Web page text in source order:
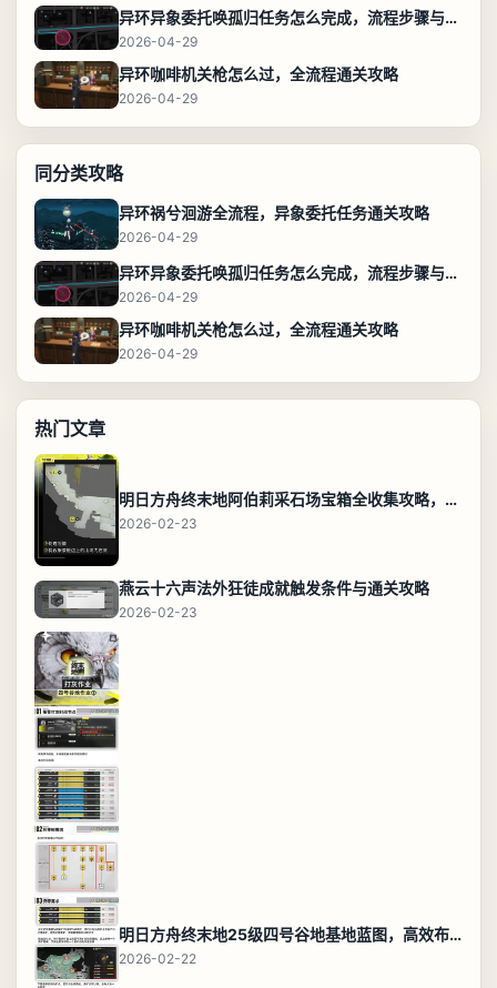
异环异象委托唤孤归任务怎么完成，流程步骤与位置攻略
2026-04-29
异环咖啡机关枪怎么过，全流程通关攻略
2026-04-29
同分类攻略
异环祸兮洄游全流程，异象委托任务通关攻略
2026-04-29
异环异象委托唤孤归任务怎么完成，流程步骤与位置攻略
2026-04-29
异环咖啡机关枪怎么过，全流程通关攻略
2026-04-29
热门文章
明日方舟终末地阿伯莉采石场宝箱全收集攻略，全点位分布图与路线
2026-02-23
燕云十六声法外狂徒成就触发条件与通关攻略
2026-02-23
明日方舟终末地25级四号谷地基地蓝图，高效布局规划
2026-02-22